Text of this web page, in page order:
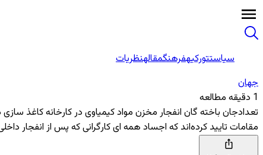
سیاستتورکیهفرهنگمقالهنظریات
جهان
1 دقیقه مطالعه
تعدادجان باخته گان انفجار مخزن مواد کیمیاوی در کارخانه کاغذ سازی در
مقامات تایید کرده‌اند که اجساد همه ای کارگرانی که پس از